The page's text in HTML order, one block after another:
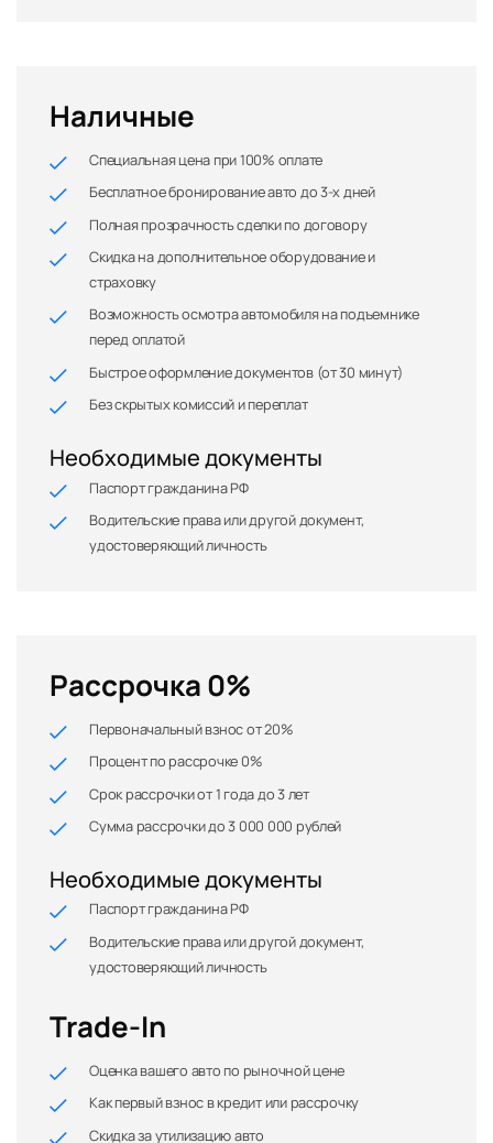
Наличные
Специальная цена при 100% оплате
Бесплатное бронирование авто до 3-х дней
Полная прозрачность сделки по договору
Скидка на дополнительное оборудование и
страховку
Возможность осмотра автомобиля на подъемнике
перед оплатой
Быстрое оформление документов (от 30 минут)
Без скрытых комиссий и переплат
Необходимые документы
Паспорт гражданина РФ
Водительские права или другой документ,
удостоверяющий личность
Рассрочка 0%
Первоначальный взнос от 20%
Процент по рассрочке 0%
Срок рассрочки от 1 года до 3 лет
Сумма рассрочки до 3 000 000 рублей
Необходимые документы
Паспорт гражданина РФ
Водительские права или другой документ,
удостоверяющий личность
Trade-In
Оценка вашего авто по рыночной цене
Как первый взнос в кредит или рассрочку
Скидка за утилизацию авто